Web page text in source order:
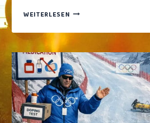
WEITERLESEN DEUTSCHLAND
OLYMPIA‑ERFOLG:
ALLER
MEDAILLEN
IM
SITZEN
GEWONNEN